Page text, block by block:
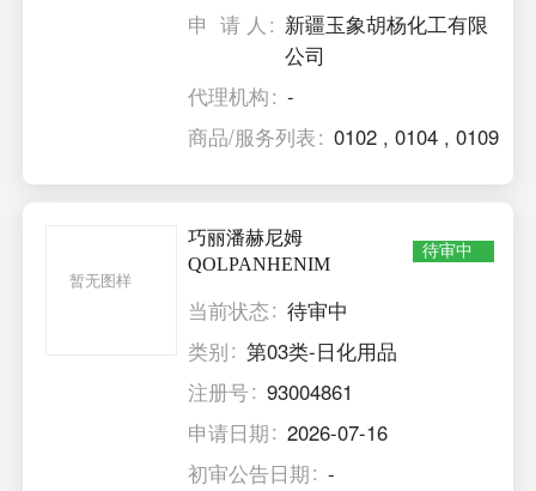
申 请 人
新疆玉象胡杨化工有限
公司
代理机构
-
商品/服务列表
0102 ,0104 ,0109
暂无图样
巧丽潘赫尼姆
QOLPANHENIM
待审中
当前状态
待审中
类别
第03类-日化用品
注册号
93004861
申请日期
2026-07-16
初审公告日期
-